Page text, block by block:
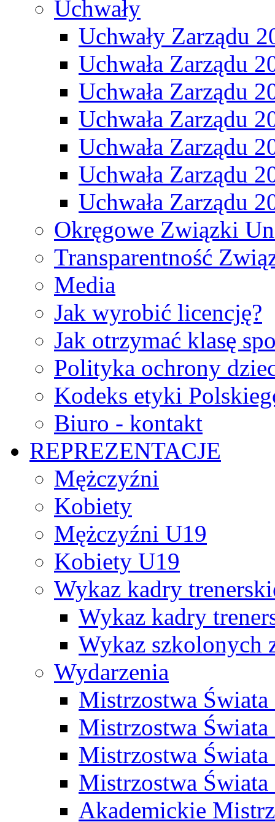
Uchwały
Uchwały Zarządu
Uchwała Zarządu
Uchwała Zarządu
Uchwała Zarządu
Uchwała Zarządu
Uchwała Zarządu
Uchwała Zarządu
Okręgowe Związki
Transparentność
Media
Jak wyrobić licencję?
Jak otrzymać klasę
Polityka ochrony
Kodeks etyki
Biuro - kontakt
REPREZENTACJE
Mężczyźni
Kobiety
Mężczyźni U19
Kobiety U19
Wykaz kadry
Wykaz kadry
Wykaz szkolonych
Wydarzenia
Mistrzostwa
Mistrzostwa
Mistrzostwa
Mistrzostwa
Akademickie